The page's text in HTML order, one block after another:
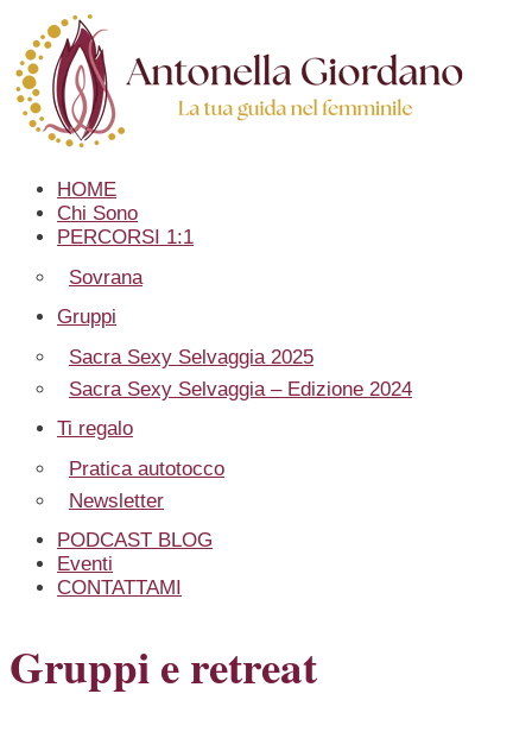
HOME
Chi Sono
PERCORSI 1:1
Sovrana
Gruppi
Sacra Sexy Selvaggia 2025
Sacra Sexy Selvaggia – Edizione 2024
Ti regalo
Pratica autotocco
Newsletter
PODCAST BLOG
Eventi
CONTATTAMI
Gruppi e retreat